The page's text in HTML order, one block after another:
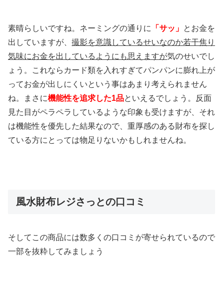
素晴らしいですね。ネーミングの通りに 「サッ」 とお金を
出していますが、 撮影を意識しているせいなのか若干焦り
気味にお金を出しているようにも思えますが気のせいでし
ょう。これならカード類を入れすぎてパンパンに膨れ上が
ってお金が出しにくいという事はあまり考えられません
ね。まさに機能性を追求した1品といえるでしょう。反面
見た目がペラペラしているような印象も受けますが、それ
は機能性を優先した結果なので、重厚感のある財布を探し
ている方にとっては物足りないかもしれませんね。
風水財布レジさっとの口コミ
そしてこの商品には数多くの口コミが寄せられているので
一部を抜粋してみましょう